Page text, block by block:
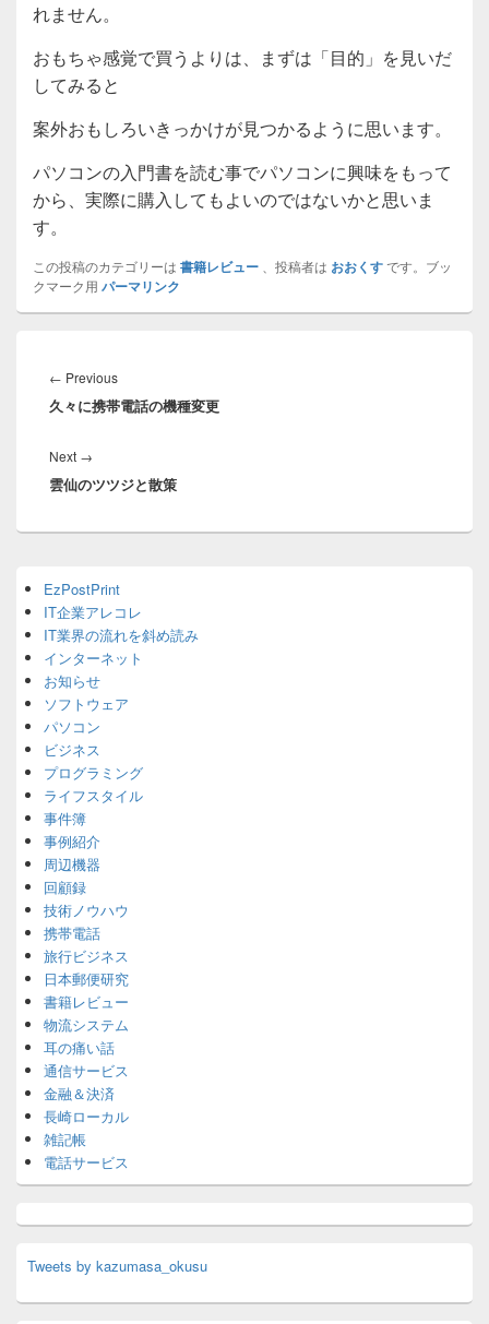
れません。
おもちゃ感覚で買うよりは、まずは「目的」を見いだ
してみると
案外おもしろいきっかけが見つかるように思います。
パソコンの入門書を読む事でパソコンに興味をもって
から、実際に購入してもよいのではないかと思いま
す。
この投稿のカテゴリーは 書籍レビュー 、投稿者は おおくすです。ブッ
クマーク用 パーマリンク
稿
ナ
ゲ
ー
シ
← PreviousPrevious
post:
久々に携帯電話の機種変更
Next →
post:
雲仙のツツジと散策
Sidebar
Widget
Area
EzPostPrint
IT企業アレコレ
IT業界の流れを斜め読み
インターネット
お知らせ
ソフトウェア
パソコン
ビジネス
プログラミング
ライフスタイル
事件簿
事例紹介
周辺機器
回顧録
技術ノウハウ
携帯電話
旅行ビジネス
日本郵便研究
書籍レビュー
物流システム
耳の痛い話
通信サービス
金融＆決済
長崎ローカル
雑記帳
電話サービス
Tweets by kazumasa_okusu